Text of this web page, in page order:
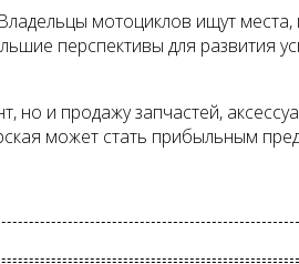
мотоциклов ищут места,
перспективы для развития
но и продажу запчастей,
может стать прибыльным